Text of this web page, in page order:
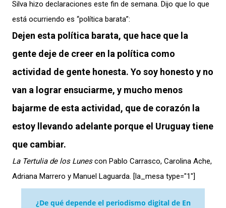
Silva hizo declaraciones este fin de semana. Dijo que lo que
está ocurriendo es “política barata”:
Dejen esta política barata, que hace que la
gente deje de creer en la política como
actividad de gente honesta. Yo soy honesto y no
van a lograr ensuciarme, y mucho menos
bajarme de esta actividad, que de corazón la
estoy llevando adelante porque el Uruguay tiene
que cambiar.
La Tertulia de los Lunescon Pablo Carrasco, Carolina Ache,
Adriana Marrero y Manuel Laguarda. [la_mesa type="1″]
¿De qué depende el periodismo digital de En